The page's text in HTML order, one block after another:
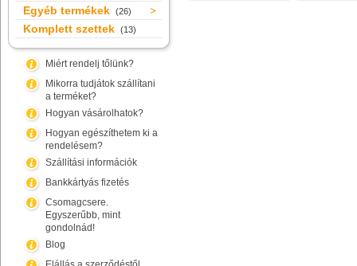
Egyéb termékek (26)
Komplett szettek (13)
Miért rendelj tőlünk?
Mikorra tudjátok szállítani
a terméket?
Hogyan vásárolhatok?
Hogyan egészíthetem ki a
rendelésem?
Szállítási információk
Bankkártyás fizetés
Csomagcsere.
Egyszerűbb, mint
gondolnád!
Blog